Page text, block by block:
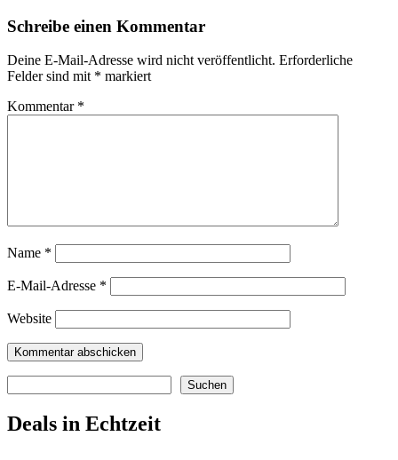
Schreibe einen Kommentar
Deine E-Mail-Adresse wird nicht veröffentlicht. Erforderliche
Felder sind mit * markiert
Kommentar *
Name *
E-Mail-Adresse *
Website
Suchen
Deals in Echtzeit